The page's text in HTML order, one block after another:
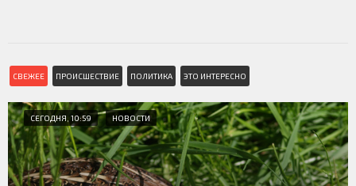
СВЕЖЕЕ ПРОИСШЕСТВИЕ ПОЛИТИКА ЭТО ИНТЕРЕСНО
СЕГОДНЯ, 10:59 НОВОСТИ